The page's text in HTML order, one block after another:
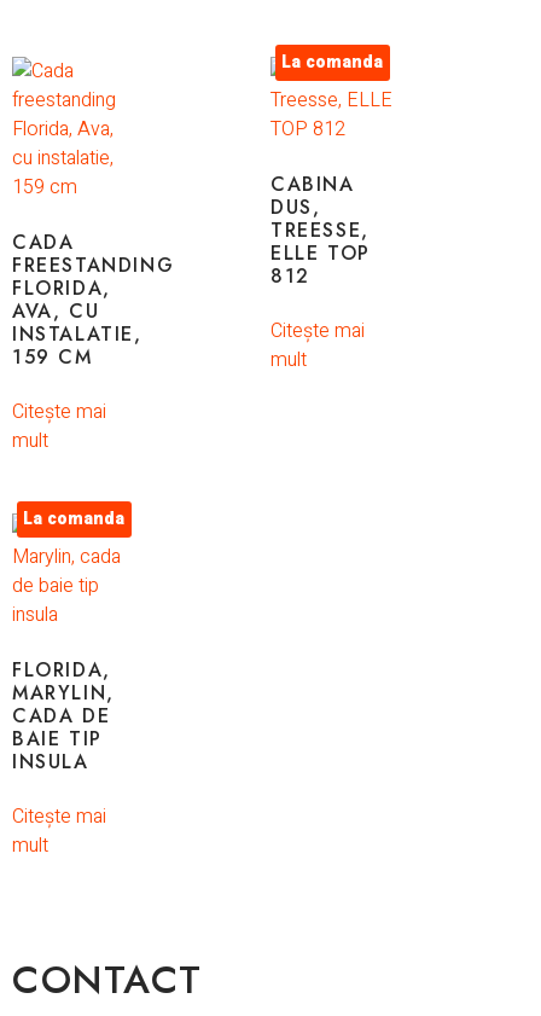
CADA
FREESTANDING
FLORIDA,
AVA, CU
INSTALATIE,
159 CM
Citește mai
mult
La comanda
CABINA
DUS,
TREESSE,
ELLE TOP
812
Citește mai
mult
La comanda
FLORIDA,
MARYLIN,
CADA DE
BAIE TIP
INSULA
Citește mai
mult
CONTACT